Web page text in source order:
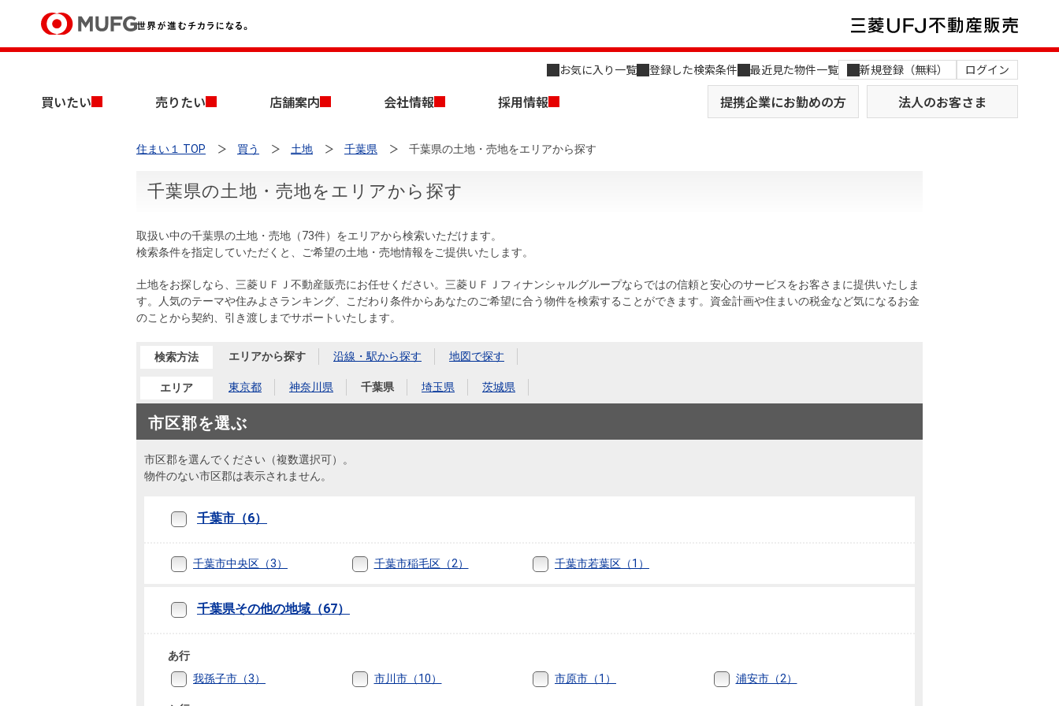
お気に入り一覧 登録した検索条件 最近見た物件一覧 新規登録（無料） ログイン
買いたい 売りたい 店舗案内 会社情報 採用情報 提携企業にお勤めの方 法人のお客さま
買いたいTOP
中古マンションを探す 新築・中古一戸建てを探す 土地を探す
購入向けサービス
住まいと暮らしの税金の本（電子ブック）
売りたいTOP
無料査定 売却相談 AI不動産査定
売却向けサービス
住まいと暮らしの税金の本（電子ブック）
店舗案内TOP
店舗のご案内（首都圏） 店舗のご案内（名古屋）
会社情報TOP
会社概要
組織図 役員一覧
本社地図
会社案内（電子ブック版）
採用情報TOP
キャリア採用情報
売りたい
住まい１ TOP 買う 土地 千葉県 千葉県の土地・売地をエリアから探す
千葉県の土地・売地をエリアから探す
取扱い中の千葉県の土地・売地（73件）をエリアから検索いただけます。
検索条件を指定していただくと、ご希望の土地・売地情報をご提供いたします。
土地をお探しなら、三菱ＵＦＪ不動産販売にお任せください。三菱ＵＦＪフィナンシャルグループならではの信頼と安心のサービスをお客さまに提供いたしま
す。人気のテーマや住みよさランキング、こだわり条件からあなたのご希望に合う物件を検索することができます。資金計画や住まいの税金など気になるお金
のことから契約、引き渡しまでサポートいたします。
検索方法 エリアから探す 沿線・駅から探す 地図で探す
エリア 東京都 神奈川県 千葉県 埼玉県 茨城県
市区郡を選ぶ
市区郡を選んでください（複数選択可）。
物件のない市区郡は表示されません。
千葉市（6）
千葉市中央区（3） 千葉市稲毛区（2） 千葉市若葉区（1）
千葉県その他の地域（67）
あ行
我孫子市（3）
市川市（10） 市原市（1） 浦安市（2）